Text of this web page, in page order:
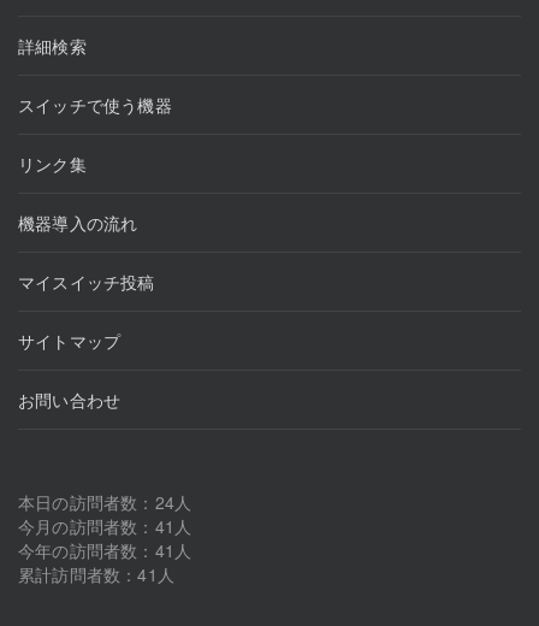
詳細検索
スイッチで使う機器
リンク集
機器導入の流れ
マイスイッチ投稿
サイトマップ
お問い合わせ
本日の訪問者数：24人
今月の訪問者数：41人
今年の訪問者数：41人
累計訪問者数：41人